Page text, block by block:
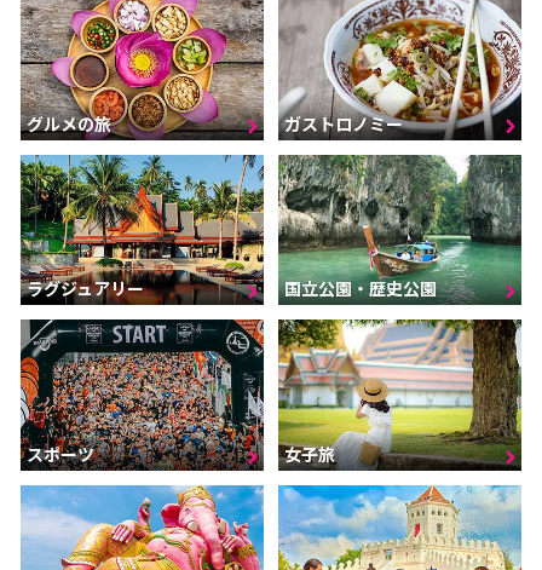
グルメの旅 ガストロノミー
ラグジュアリー 国立公園・歴史公園
スポーツ 女子旅